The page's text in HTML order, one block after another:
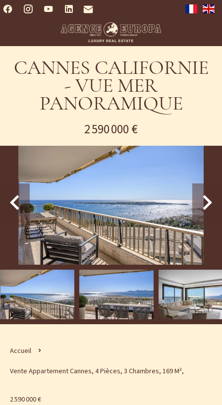
CANNES CALIFORNIE
- VUE MER
PANORAMIQUE
2 590 000 €
Accueil
Vente Appartement Cannes, 4 Pièces, 3 Chambres, 169 M²,
2 590 000 €